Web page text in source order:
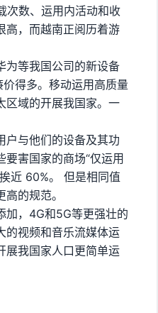
次数、运用内活动和收
高，而越南正阅历着游
为等我国公司的新设备
得多。移动运用高质量
区域的开展我国家。一
户与他们的设备及其功
害国家的商场“仅运用
近 60%。 但是相同值
的规范。
加，4G和5G等更强壮的
的视频和音乐流媒体运
展我国家人口更简单运